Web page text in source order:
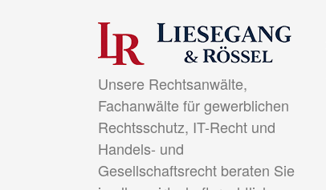
Unsere Rechtsanwälte,
Fachanwälte für gewerblichen
Rechtsschutz, IT-Recht und
Handels- und
Gesellschaftsrecht beraten Sie